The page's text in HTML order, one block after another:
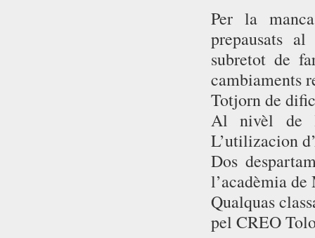
Per la
prepausats
subretot de
cambiaments
Totjorn de
Al nivèl de
L’utilizacion
Dos
l’acadèmia
Qualquas
pel CREO